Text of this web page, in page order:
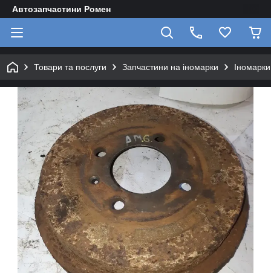
Автозапчастини Ромен
Товари та послуги Запчастини на іномарки